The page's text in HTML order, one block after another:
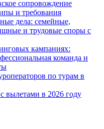
сопровождение
и требования
дела: семейные,
и трудовые споры с
кампаниях:
команда и
по турам в
вылетами в 2026 году